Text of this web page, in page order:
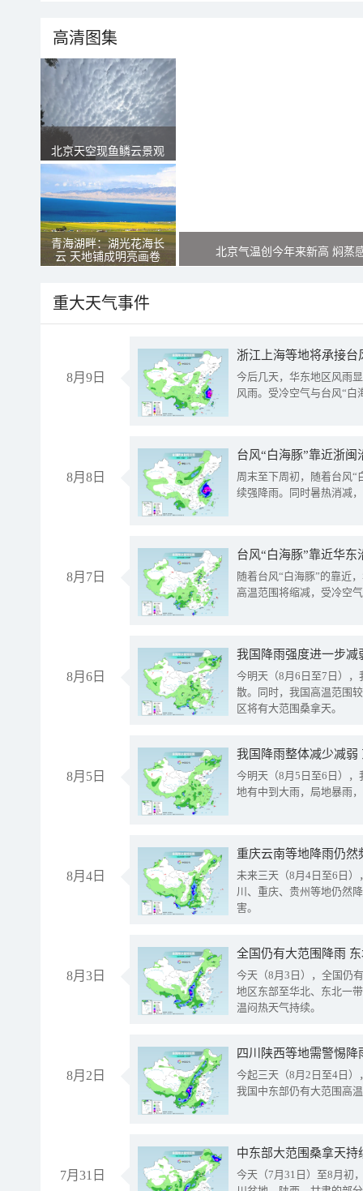
高清图集
北京天空现鱼鳞云景观
青海湖畔：湖光花海长
云 天地铺成明亮画卷
北京气温创今年来新高 焖蒸
重大天气事件
8月9日
浙江上海等地将承接台
今后几天，华东地区风雨
风雨。受冷空气与台风“白
8月8日
台风“白海豚”靠近浙
周末至下周初，随着台风“
续强降雨。同时暑热消减
8月7日
台风“白海豚”靠近华
随着台风“白海豚”的靠近
高温范围将缩减，受冷空
8月6日
今明天（8月6日至7日）
散。同时，我国高温范围
区将有大范围桑拿天。
8月5日
我国降雨整体减少减弱
今明天（8月5日至6日）
地有中到大雨，局地暴雨
8月4日
重庆云南等地降雨仍然
未来三天（8月4日至6日
川、重庆、贵州等地仍然
害。
8月3日
全国仍有大范围降雨
今天（8月3日），全国仍
地区东部至华北、东北一
温闷热天气持续。
8月2日
今起三天（8月2日至4日
我国中东部仍有大范围高
7月31日
中东部大范围桑拿天
今天（7月31日）至8月初